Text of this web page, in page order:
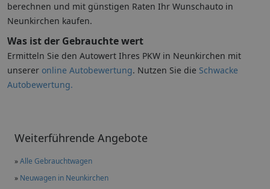
Weiterführende Angebote
»Alle Gebrauchtwagen
» Neuwagen in Neunkirchen
berechnen und mit günstigen Raten Ihr Wunschauto in
Neunkirchen kaufen.
Was ist der Gebrauchte wert
Ermitteln Sie den Autowert Ihres PKW in Neunkirchen mit
unserer online Autobewertung. Nutzen Sie die Schwacke
Autobewertung.